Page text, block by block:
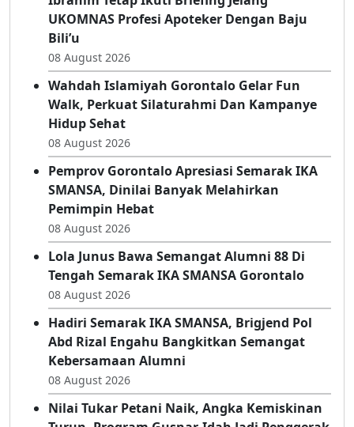
08 August 2026
Di Tengah Resepsi Pernikahan, Intan
Ibrahim Tetap Ikuti Briefing Jelang
UKOMNAS Profesi Apoteker Dengan Baju
Bili’u
08 August 2026
Wahdah Islamiyah Gorontalo Gelar Fun
Walk, Perkuat Silaturahmi Dan Kampanye
Hidup Sehat
08 August 2026
Pemprov Gorontalo Apresiasi Semarak IKA
SMANSA, Dinilai Banyak Melahirkan
Pemimpin Hebat
08 August 2026
Lola Junus Bawa Semangat Alumni 88 Di
Tengah Semarak IKA SMANSA Gorontalo
08 August 2026
Hadiri Semarak IKA SMANSA, Brigjend Pol
Abd Rizal Engahu Bangkitkan Semangat
Kebersamaan Alumni